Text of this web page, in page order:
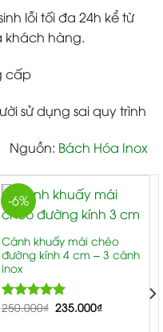
lỗi tối đa 24h kể từ
khách hàng.
cấp
sử dụng sai quy trình
Nguồn: Bách Hóa Inox
-6%
Cánh khuấy mái chèo
đường kính 4 cm – 3 cánh
inox
Rated5.00
250.000₫ 235.000₫